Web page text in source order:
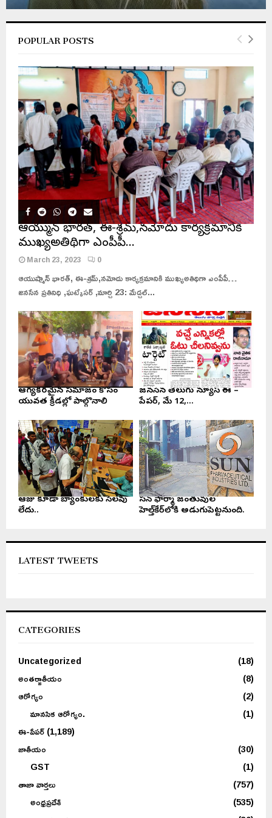
POPULAR POSTS
ఆయుష్మాన్ భారత్, ఈ-శ్రమ్,నమోదు కార్యక్రమానికి
ముఖ్యఅతిథిగా ఎంపీపీ…
March 23, 2023 0
ఆయుష్మాన్ భారత్, ఈ-శ్రమ్,నమోదు కార్యక్రమానికి ముఖ్యఅతిథిగా ఎంపీపీ…
జనసేన ప్రతినిధి ,ఘట్కేసర్ ,మార్చి 23: మేడ్చల్...
ఆరోగ్యకరమైన సమాజం కోసం
యువత క్రీడల్లో పాల్గొనాలి
జనసేన తెలుగు న్యూస్ ఈ –
పేపర్, మే 12,...
ఆరోజు కూడా బ్యాంకులకు సెలవు
లేదు..
సన్ ఫార్మా జంతువుల
హెల్త్‌కేర్‌లోకి అడుగుపెట్టనుంది.
LATEST TWEETS
CATEGORIES
Uncategorized
(18)
అంతర్జాతీయం
(8)
ఆరోగ్యం
(2)
మానసిక ఆరోగ్యం.
(1)
ఈ-పేపర్(1,189)
జాతీయం
(30)
GST
(1)
తాజా వార్తలు
(757)
అంధ్రప్రదేశ్
(535)